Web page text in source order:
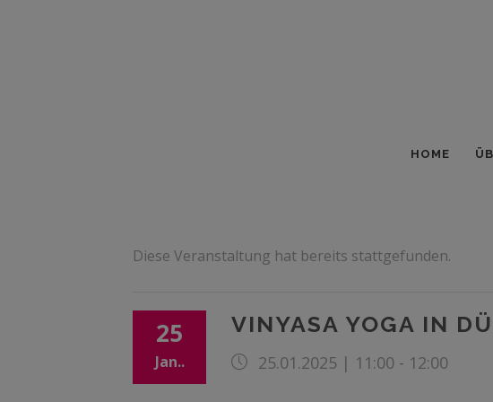
HOME
Diese Veranstaltung hat bereits stattgefunden.
25
Jan..
VINYASA YOGA IN
25.01.2025 | 11:00 - 12:00